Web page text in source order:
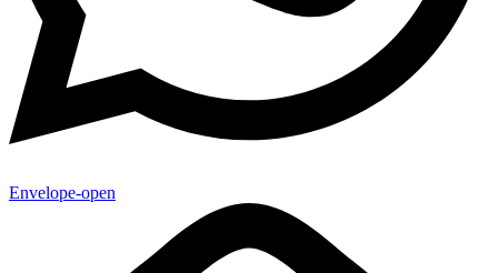
Envelope-open